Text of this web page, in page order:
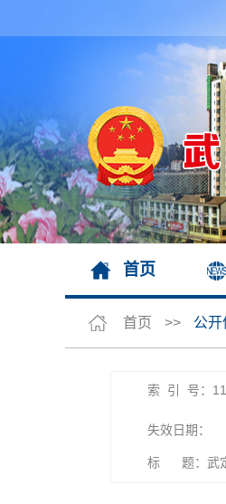
首页
首页 >> 公开
索 引 号：
失效日期：
标 题：武定